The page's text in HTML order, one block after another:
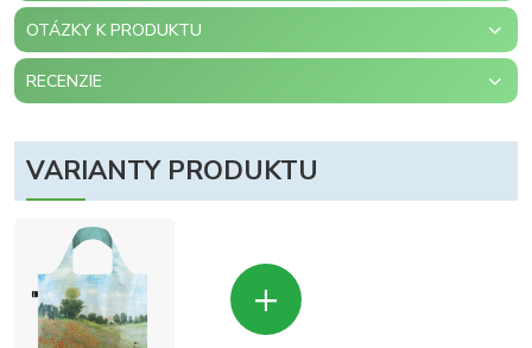
OTÁZKY K PRODUKTU
RECENZIE
VARIANTY PRODUKTU
+